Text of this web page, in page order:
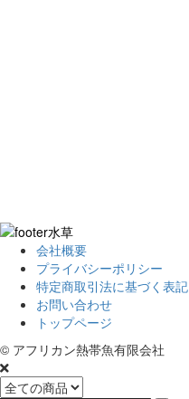
会社概要
プライバシーポリシー
特定商取引法に基づく表記
お問い合わせ
トップページ
© アフリカン熱帯魚有限会社